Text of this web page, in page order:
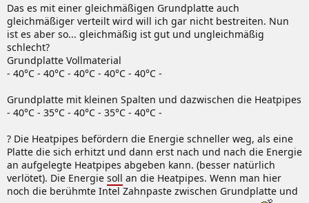
Das es mit einer gleichmäßigen Grundplatte auch
gleichmäßiger verteilt wird will ich gar nicht bestreiten. Nun
ist es aber so... gleichmäßig ist gut und ungleichmäßig
schlecht?
Grundplatte Vollmaterial
- 40°C - 40°C - 40°C - 40°C - 40°C -
Grundplatte mit kleinen Spalten und dazwischen die Heatpipes
- 40°C - 35°C - 40°C - 35°C - 40°C -
? Die Heatpipes befördern die Energie schneller weg, als eine
Platte die sich erhitzt und dann erst nach und nach die Energie
an aufgelegte Heatpipes abgeben kann. (besser natürlich
verlötet). Die Energie soll an die Heatpipes. Wenn man hier
noch die berühmte Intel Zahnpaste zwischen Grundplatte und